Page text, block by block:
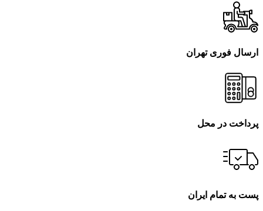
ارسال فوری تهران
پرداخت در محل
پست به تمام ایران